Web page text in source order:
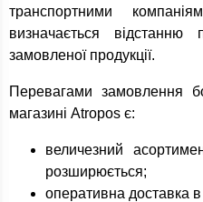
транспортними
визначається відстанню
замовленої продукції.
Перевагами замовлення
магазині Atropos є:
величезний
розширюється;
оперативна доставка в